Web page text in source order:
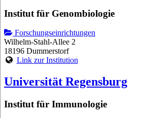
Institut für Genombiologie
Forschungseinrichtungen
Wilhelm-Stahl-Allee 2
18196 Dummerstorf
Link zur Institution
Universität Regensburg
Institut für Immunologie